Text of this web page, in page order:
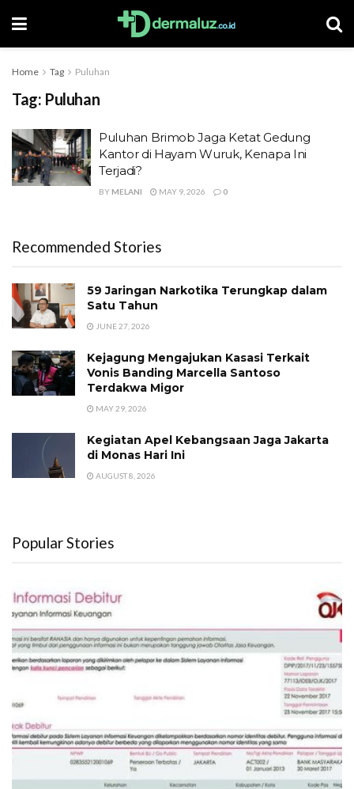
Home Tag Puluhan
Tag: Puluhan
Puluhan Brimob Jaga Ketat Gedung
Kantor di Hayam Wuruk, Kenapa Ini
Terjadi?
BY MELANI MAY 9, 2026 0
Recommended Stories
59 Jaringan Narkotika Terungkap dalam
Satu Tahun
JUNE 27, 2026
Kejagung Mengajukan Kasasi Terkait
Vonis Banding Marcella Santoso
Terdakwa Migor
MAY 29, 2026
Kegiatan Apel Kebangsaan Jaga Jakarta
di Monas Hari Ini
AUGUST 8, 2026
Popular Stories